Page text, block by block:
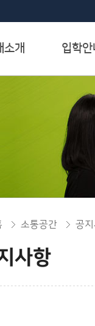
소개 입학안
소통공간 공
사항